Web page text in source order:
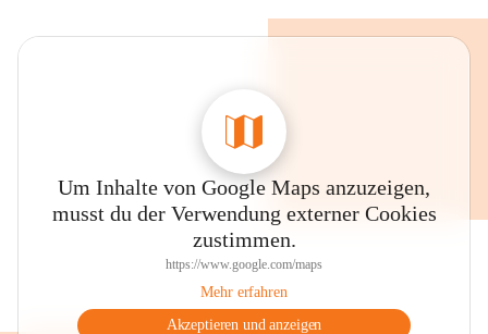
Um Inhalte von Google Maps anzuzeigen,
musst du der Verwendung externer Cookies
zustimmen.
https://www.google.com/maps
Mehr erfahren
Akzeptieren und anzeigen